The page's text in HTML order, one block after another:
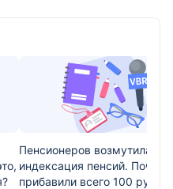
Пенсионеров возмутила
индексация пенсий. Почему
прибавили всего 100